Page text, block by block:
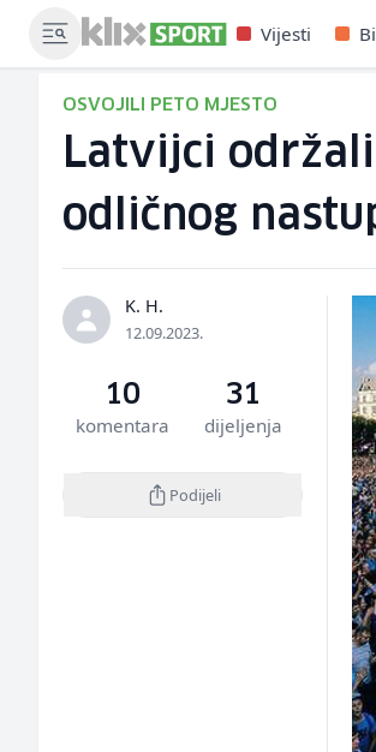
Vijesti
OSVOJILI PETO MJESTO
Latvijci
odličnog
K. H.
12.09.2023.
10
komentara
31
dijeljenja
Podijeli